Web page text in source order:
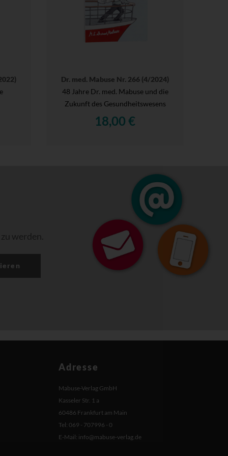
Dr. med. Mabuse Nr. 266 (4/2024)
48 Jahre Dr. med. Mabuse und die
Zukunft des Gesundheitswesens
18,00 €
werden.
Adresse
Mabuse-Verlag GmbH
Kasseler Str. 1 a
60486 Frankfurt am Main
Tel: 069 - 707996 - 0
E-Mail: info@mabuse-verlag.de